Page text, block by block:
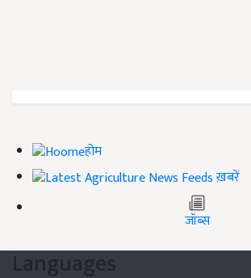
होम
ख़बरें
जॉब्स
Languages